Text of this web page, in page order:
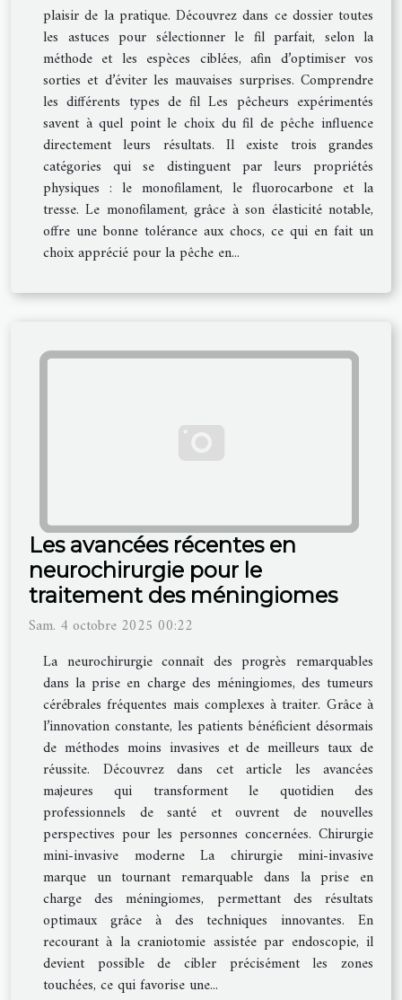
plaisir de la pratique. Découvrez dans ce dossier toutes
les astuces pour sélectionner le fil parfait, selon la
méthode et les espèces ciblées, afin d’optimiser vos
sorties et d’éviter les mauvaises surprises. Comprendre
les différents types de fil Les pêcheurs expérimentés
savent à quel point le choix du fil de pêche influence
directement leurs résultats. Il existe trois grandes
catégories qui se distinguent par leurs propriétés
physiques : le monofilament, le fluorocarbone et la
tresse. Le monofilament, grâce à son élasticité notable,
offre une bonne tolérance aux chocs, ce qui en fait un
choix apprécié pour la pêche en...
Les avancées récentes en
neurochirurgie pour le
traitement des méningiomes
Sam. 4 octobre 2025 00:22
La neurochirurgie connaît des progrès remarquables
dans la prise en charge des méningiomes, des tumeurs
cérébrales fréquentes mais complexes à traiter. Grâce à
l’innovation constante, les patients bénéficient désormais
de méthodes moins invasives et de meilleurs taux de
réussite. Découvrez dans cet article les avancées
majeures qui transforment le quotidien des
professionnels de santé et ouvrent de nouvelles
perspectives pour les personnes concernées. Chirurgie
mini-invasive moderne La chirurgie mini-invasive
marque un tournant remarquable dans la prise en
charge des méningiomes, permettant des résultats
optimaux grâce à des techniques innovantes. En
recourant à la craniotomie assistée par endoscopie, il
devient possible de cibler précisément les zones
touchées, ce qui favorise une...